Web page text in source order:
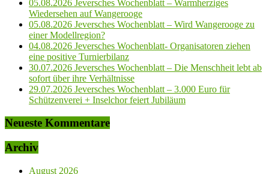
05.08.2026 Jeversches Wochenblatt – Warmherziges
Wiedersehen auf Wangerooge
05.08.2026 Jeversches Wochenblatt – Wird Wangerooge zu
einer Modellregion?
04.08.2026 Jeversches Wochenblatt- Organisatoren ziehen
eine positive Turnierbilanz
30.07.2026 Jeversches Wochenblatt – Die Menschheit lebt ab
sofort über ihre Verhältnisse
29.07.2026 Jeversches Wochenblatt – 3.000 Euro für
Schützenverei + Inselchor feiert Jubiläum
Neueste Kommentare
Archiv
August 2026